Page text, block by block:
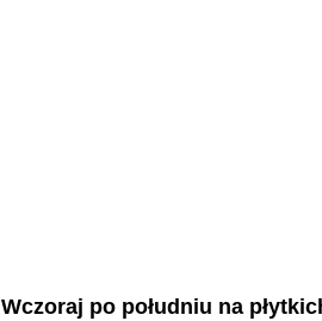
Wczoraj po południu na